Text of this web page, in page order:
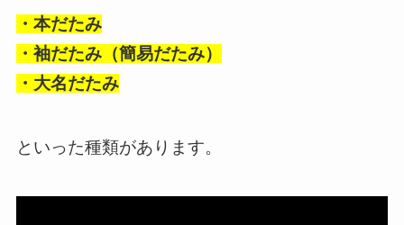
・本だたみ
・袖だたみ（簡易だたみ）
・大名だたみ
といった種類があります。